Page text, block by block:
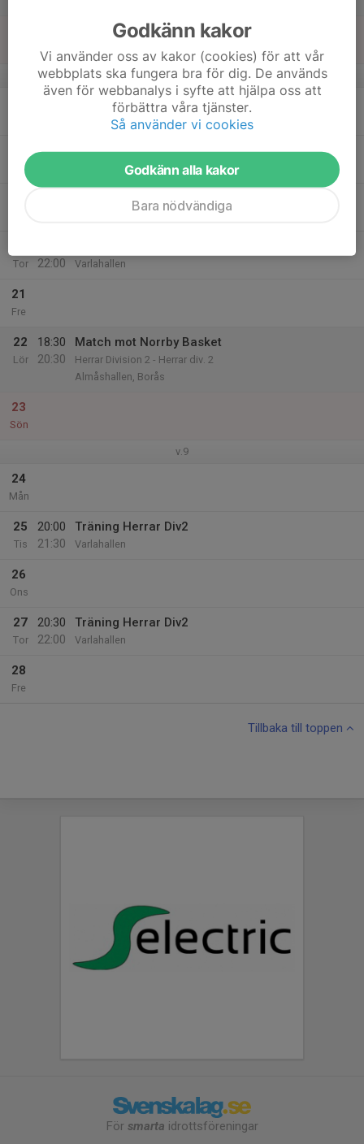
v.8
Tis
20:00
Träning Herrar Div2
Varlahallen
Tor
22:00
Varlahallen
21
Fre
22
Lör
18:30
20:30
Match mot Norrby Basket
Herrar Division 2 - Herrar div. 2
Almåshallen, Borås
23
Sön
v.9
24
Mån
25
Tis
20:00
21:30
Träning Herrar Div2
Varlahallen
26
Ons
27
Tor
20:30
22:00
Träning Herrar Div2
Varlahallen
28
Fre
Tillbaka till toppen
För smarta idrottsföreningar
Godkänn kakor
Vi använder oss av kakor (cookies) för att vår
webbplats ska fungera bra för dig. De används
även för webbanalys i syfte att hjälpa oss att
förbättra våra tjänster.
Så använder vi cookies
Godkänn alla kakor
Bara nödvändiga